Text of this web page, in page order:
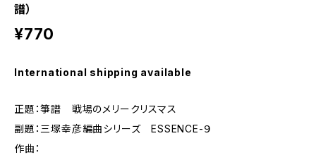
譜）
¥770
International shipping available
正題：箏譜 戦場のメリークリスマス
副題：三塚幸彦編曲シリーズ ESSENCE-９
作曲：